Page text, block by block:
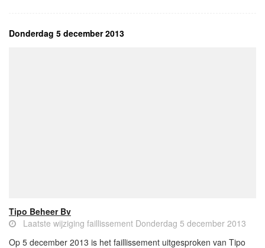
Donderdag 5 december 2013
Tipo Beheer Bv
Laatste wijziging faillissement Donderdag 5 december 2013
Op 5 december 2013 is het faillissement uitgesproken van Tipo